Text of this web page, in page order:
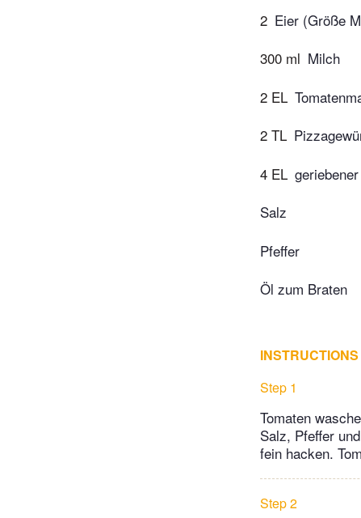
2 Eier (Größe
300 ml Milch
2 EL
2 TL
4 EL
Salz
Pfeffer
Öl zum Braten
INSTRUCTIONS
Step 1
Tomaten
Salz, Pfeffer
fein hacken.
Step 2